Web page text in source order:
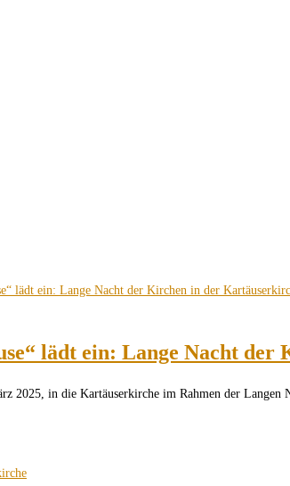
lädt ein: Lange Nacht
2025, in die Kartäuserkirche im Rahmen der